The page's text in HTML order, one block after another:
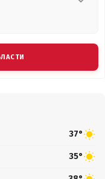
37°
35°